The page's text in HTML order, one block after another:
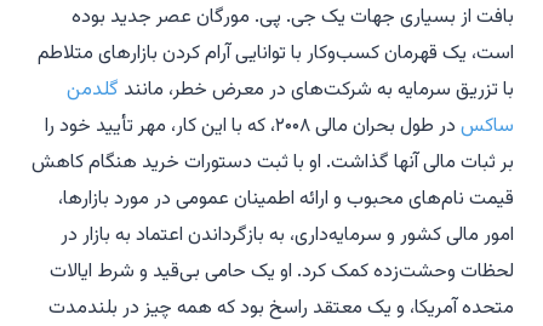
بافت از بسیاری جهات یک جی. پی. مورگان عصر جدید بوده
است، یک قهرمان کسب‌وکار با توانایی آرام کردن بازارهای متلاطم
با تزریق سرمایه به شرکت‌های در معرض خطر، مانند گلدمن
ساکس
در طول بحران مالی ۲۰۰۸، که با این کار، مهر تأیید خود را
بر ثبات مالی آنها گذاشت. او با ثبت دستورات خرید هنگام کاهش
قیمت نام‌های محبوب و ارائه اطمینان عمومی در مورد بازارها،
امور مالی کشور و سرمایه‌داری، به بازگرداندن اعتماد به بازار در
لحظات وحشت‌زده کمک کرد. او یک حامی بی‌قید و شرط ایالات
متحده آمریکا، و یک معتقد راسخ بود که همه چیز در بلندمدت